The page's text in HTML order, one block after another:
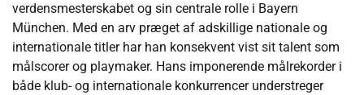
verdensmesterskabet og sin centrale rolle i Bayern
München. Med en arv præget af adskillige nationale og
internationale titler har han konsekvent vist sit talent som
målscorer og playmaker. Hans imponerende målrekorder i
både klub- og internationale konkurrencer understreger